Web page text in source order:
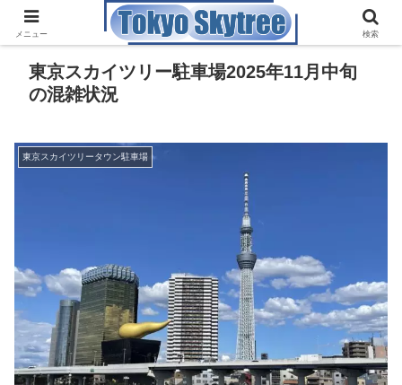
東京スカイツリー駐車場2025年11月中旬
の混雑状況
東京スカイツリータウン駐車場
メニュー 検索